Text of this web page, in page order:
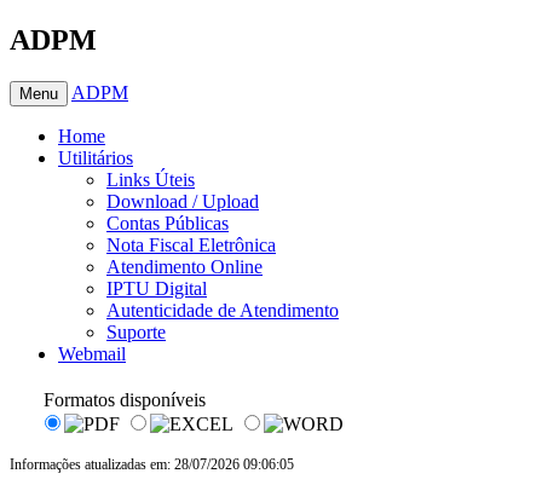
ADPM
Menu ADPM
Home
Utilitários
Links Úteis
Download / Upload
Contas Públicas
Nota Fiscal Eletrônica
Atendimento Online
IPTU Digital
Autenticidade de Atendimento
Suporte
Webmail
Formatos disponíveis
Informações atualizadas em: 28/07/2026 09:06:05